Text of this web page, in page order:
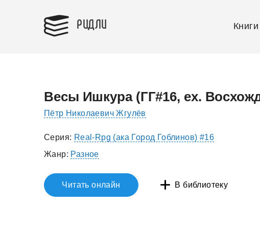
РИДЛИ Книги
Весы Ишкура (ГГ#16, ex.
Пётр Николаевич Жгулёв
Серия: Real-Rpg (ака Город Гоблинов) #16
Жанр: Разное
Читать онлайн В библиотеку